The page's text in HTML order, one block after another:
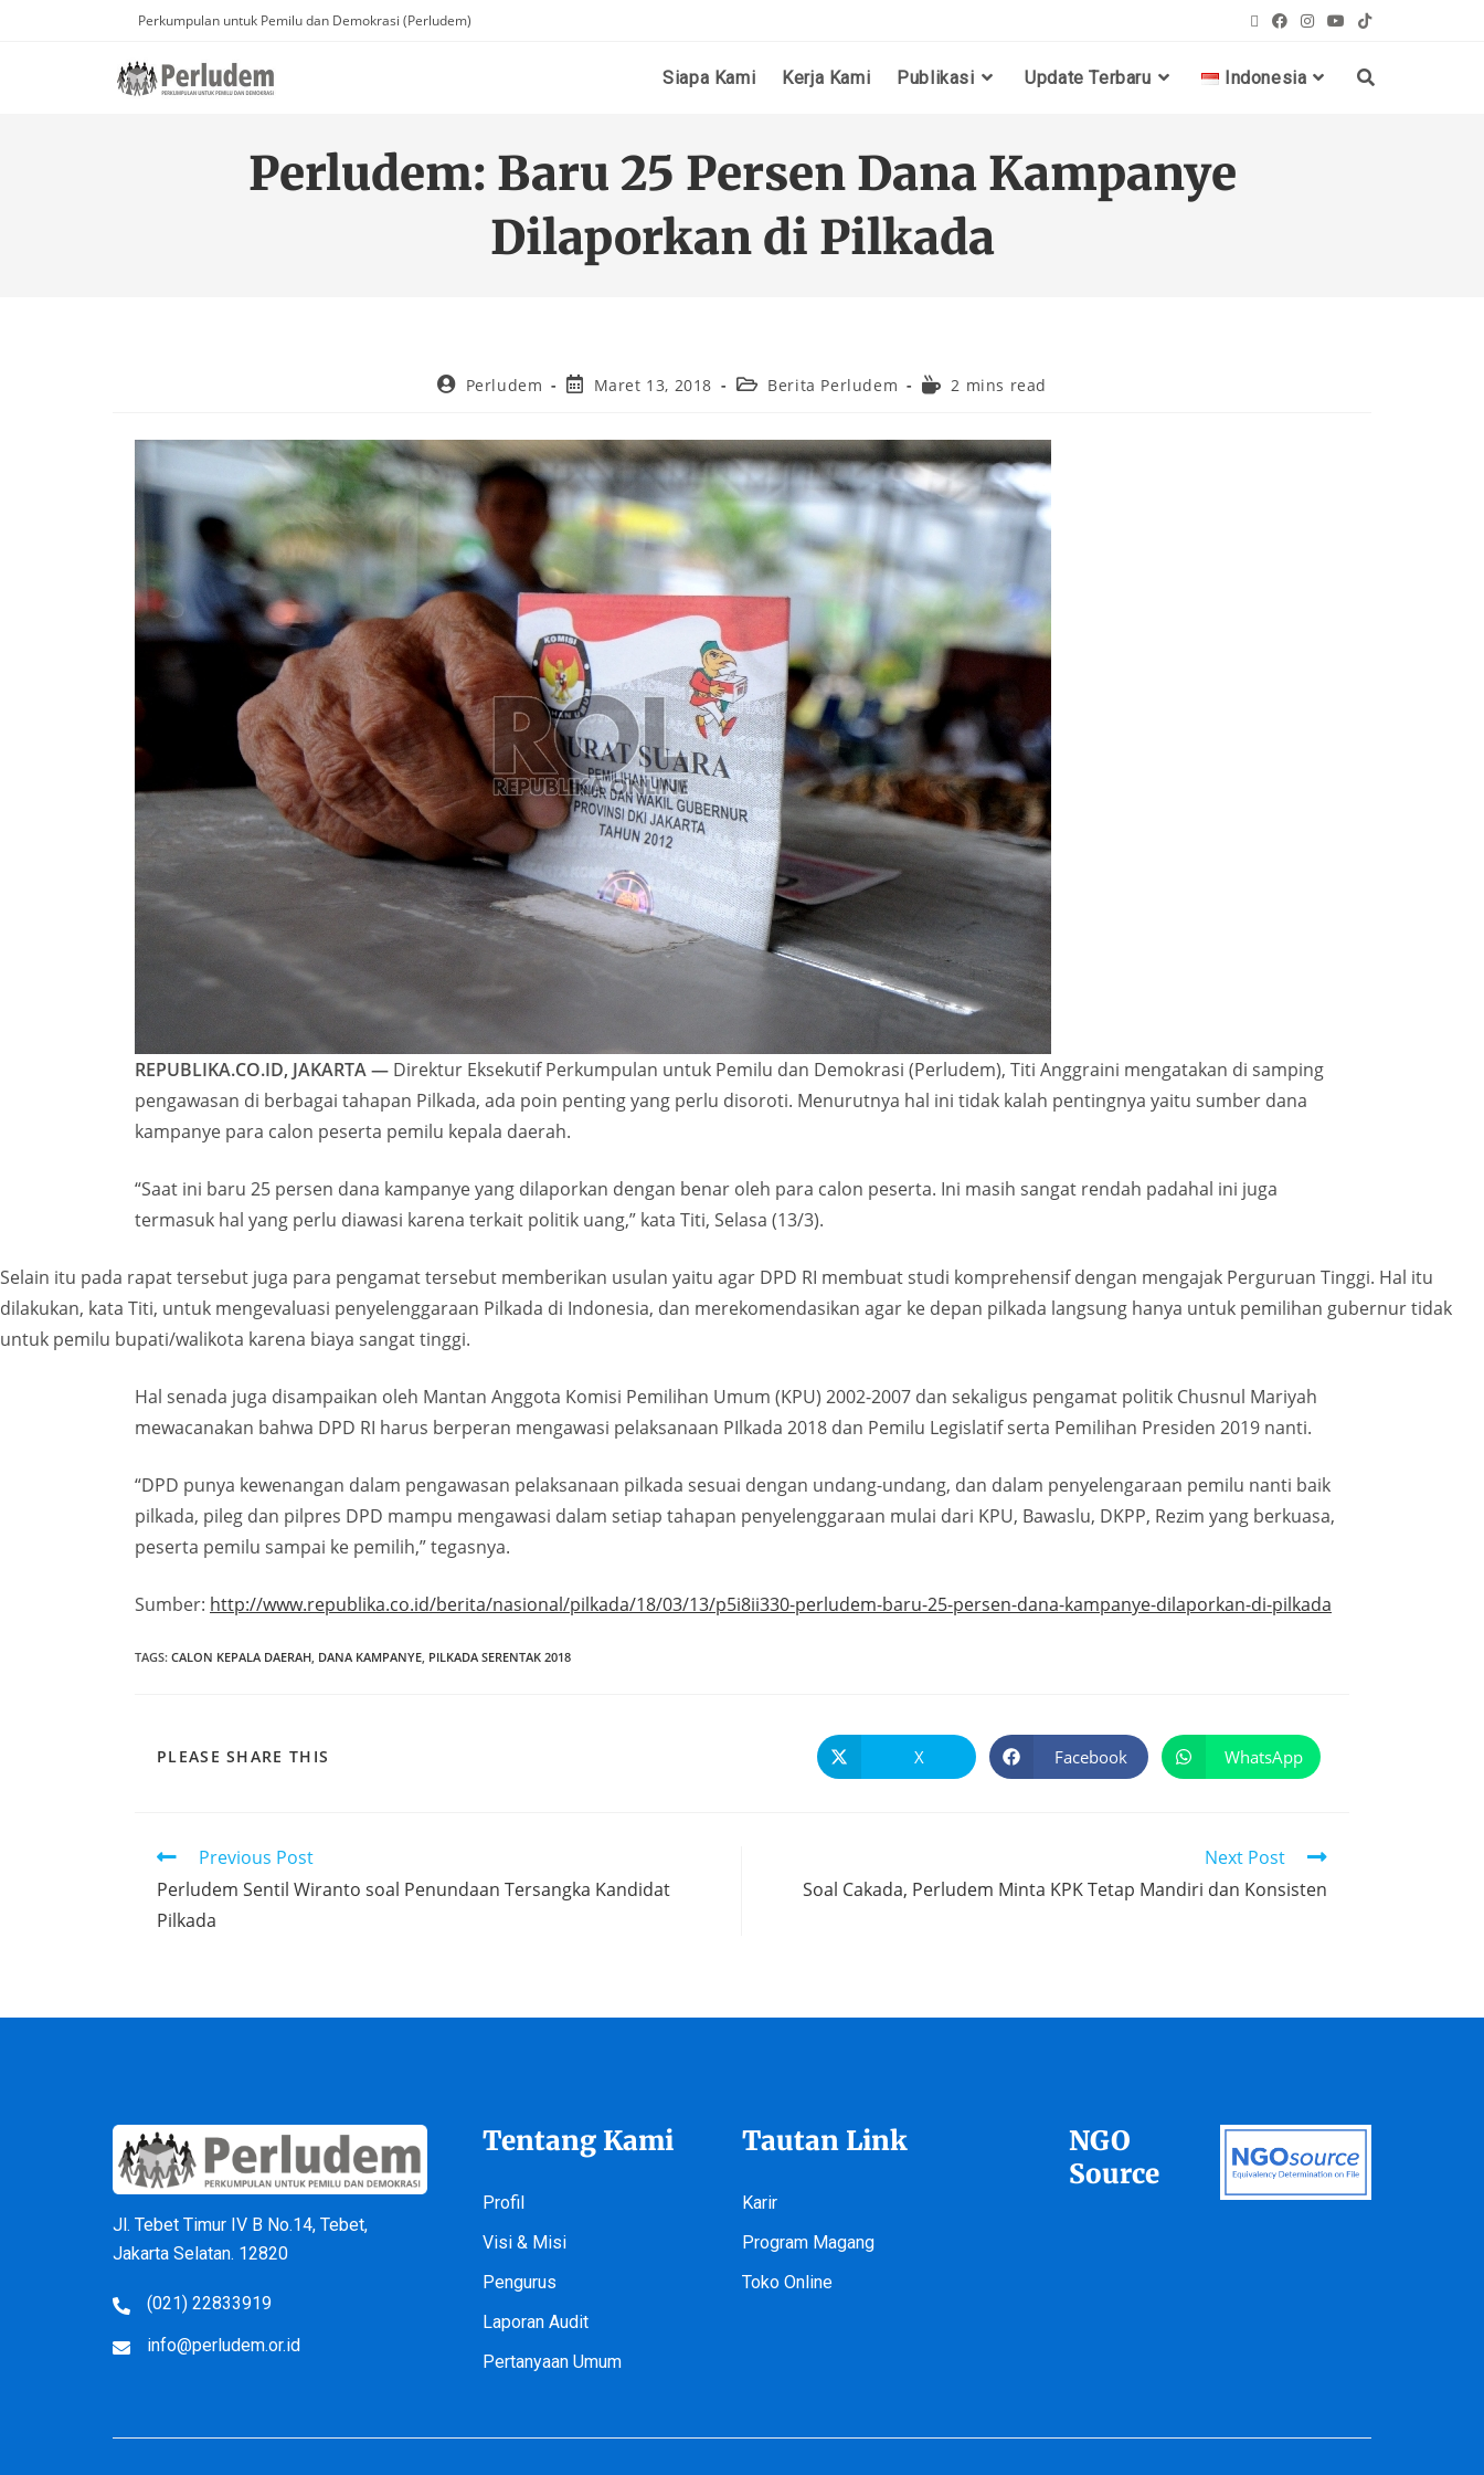
Perkumpulan untuk Pemilu dan Demokrasi (Perludem)
Siapa Kami Kerja Kami Publikasi Update Terbaru Indonesia
Perludem: Baru 25 Persen Dana Kampanye
Dilaporkan di Pilkada
Perludem Maret 13, 2018 Berita Perludem 2 mins read
REPUBLIKA.CO.ID, JAKARTA — Direktur Eksekutif Perkumpulan untuk Pemilu dan Demokrasi (Perludem), Titi Anggraini mengatakan di samping
pengawasan di berbagai tahapan Pilkada, ada poin penting yang perlu disoroti. Menurutnya hal ini tidak kalah pentingnya yaitu sumber dana
kampanye para calon peserta pemilu kepala daerah.
“Saat ini baru 25 persen dana kampanye yang dilaporkan dengan benar oleh para calon peserta. Ini masih sangat rendah padahal ini juga
termasuk hal yang perlu diawasi karena terkait politik uang,” kata Titi, Selasa (13/3).
Selain itu pada rapat tersebut juga para pengamat tersebut memberikan usulan yaitu agar DPD RI membuat studi komprehensif dengan mengajak Perguruan Tinggi. Hal itu
dilakukan, kata Titi, untuk mengevaluasi penyelenggaraan Pilkada di Indonesia, dan merekomendasikan agar ke depan pilkada langsung hanya untuk pemilihan gubernur tidak
untuk pemilu bupati/walikota karena biaya sangat tinggi.
Hal senada juga disampaikan oleh Mantan Anggota Komisi Pemilihan Umum (KPU) 2002-2007 dan sekaligus pengamat politik Chusnul Mariyah
mewacanakan bahwa DPD RI harus berperan mengawasi pelaksanaan PIlkada 2018 dan Pemilu Legislatif serta Pemilihan Presiden 2019 nanti.
“DPD punya kewenangan dalam pengawasan pelaksanaan pilkada sesuai dengan undang-undang, dan dalam penyelengaraan pemilu nanti baik
pilkada, pileg dan pilpres DPD mampu mengawasi dalam setiap tahapan penyelenggaraan mulai dari KPU, Bawaslu, DKPP, Rezim yang berkuasa,
peserta pemilu sampai ke pemilih,” tegasnya.
Sumber: http://www.republika.co.id/berita/nasional/pilkada/18/03/13/p5i8ii330-perludem-baru-25-persen-dana-kampanye-dilaporkan-di-pilkada
TAGS: CALON KEPALA DAERAH, DANA KAMPANYE, PILKADA SERENTAK 2018
PLEASE SHARE THIS X Facebook WhatsApp
Previous Post
Perludem Sentil Wiranto soal Penundaan Tersangka Kandidat
Pilkada
Next Post
Soal Cakada, Perludem Minta KPK Tetap Mandiri dan Konsisten
Jl. Tebet Timur IV B No.14, Tebet,
Jakarta Selatan. 12820
(021) 22833919
info@perludem.or.id
Tentang Kami
Profil
Visi & Misi
Pengurus
Laporan Audit
Pertanyaan Umum
Tautan Link
Karir
Program Magang
Toko Online
NGO
Source